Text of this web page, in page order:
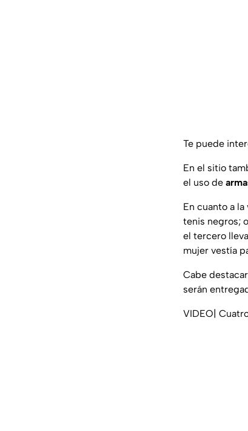
Te puede
En el sitio
el uso de
En cuanto a
tenis negros;
el tercero
mujer vestía
Cabe
serán
VIDEO|